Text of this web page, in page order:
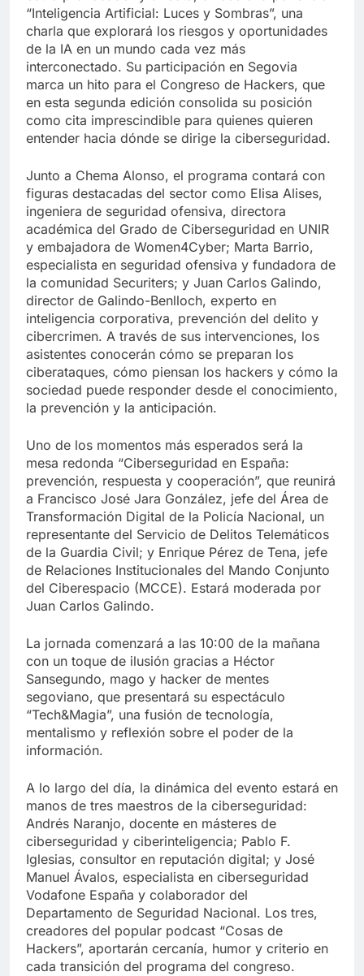
“Inteligencia Artificial: Luces y Sombras”, una
charla que explorará los riesgos y oportunidades
de la IA en un mundo cada vez más
interconectado. Su participación en Segovia
marca un hito para el Congreso de Hackers, que
en esta segunda edición consolida su posición
como cita imprescindible para quienes quieren
entender hacia dónde se dirige la ciberseguridad.
Junto a Chema Alonso, el programa contará con
figuras destacadas del sector como Elisa Alises,
ingeniera de seguridad ofensiva, directora
académica del Grado de Ciberseguridad en UNIR
y embajadora de Women4Cyber; Marta Barrio,
especialista en seguridad ofensiva y fundadora de
la comunidad Securiters; y Juan Carlos Galindo,
director de Galindo-Benlloch, experto en
inteligencia corporativa, prevención del delito y
cibercrimen. A través de sus intervenciones, los
asistentes conocerán cómo se preparan los
ciberataques, cómo piensan los hackers y cómo la
sociedad puede responder desde el conocimiento,
la prevención y la anticipación.
Uno de los momentos más esperados será la
mesa redonda “Ciberseguridad en España:
prevención, respuesta y cooperación”, que reunirá
a Francisco José Jara González, jefe del Área de
Transformación Digital de la Policía Nacional, un
representante del Servicio de Delitos Telemáticos
de la Guardia Civil; y Enrique Pérez de Tena, jefe
de Relaciones Institucionales del Mando Conjunto
del Ciberespacio (MCCE). Estará moderada por
Juan Carlos Galindo.
La jornada comenzará a las 10:00 de la mañana
con un toque de ilusión gracias a Héctor
Sansegundo, mago y hacker de mentes
segoviano, que presentará su espectáculo
“Tech&Magia”, una fusión de tecnología,
mentalismo y reflexión sobre el poder de la
información.
A lo largo del día, la dinámica del evento estará en
manos de tres maestros de la ciberseguridad:
Andrés Naranjo, docente en másteres de
ciberseguridad y ciberinteligencia; Pablo F.
Iglesias, consultor en reputación digital; y José
Manuel Ávalos, especialista en ciberseguridad
Vodafone España y colaborador del
Departamento de Seguridad Nacional. Los tres,
creadores del popular podcast “Cosas de
Hackers”, aportarán cercanía, humor y criterio en
cada transición del programa del congreso.